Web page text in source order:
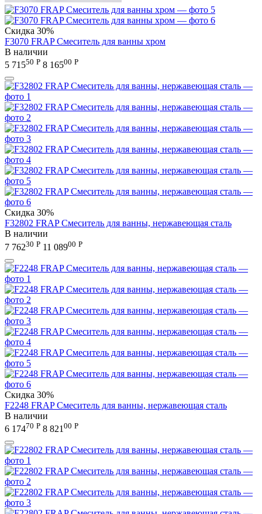
Скидка 30%
F3070 FRAP Смеситель для ванны хром
В наличии
5 71550 Р 8 16500 Р
Скидка 30%
F32802 FRAP Смеситель для ванны, нержавеющая сталь
В наличии
7 76230 Р 11 08900 Р
Скидка 30%
F2248 FRAP Смеситель для ванны, нержавеющая сталь
В наличии
6 17470 Р 8 821 00 Р